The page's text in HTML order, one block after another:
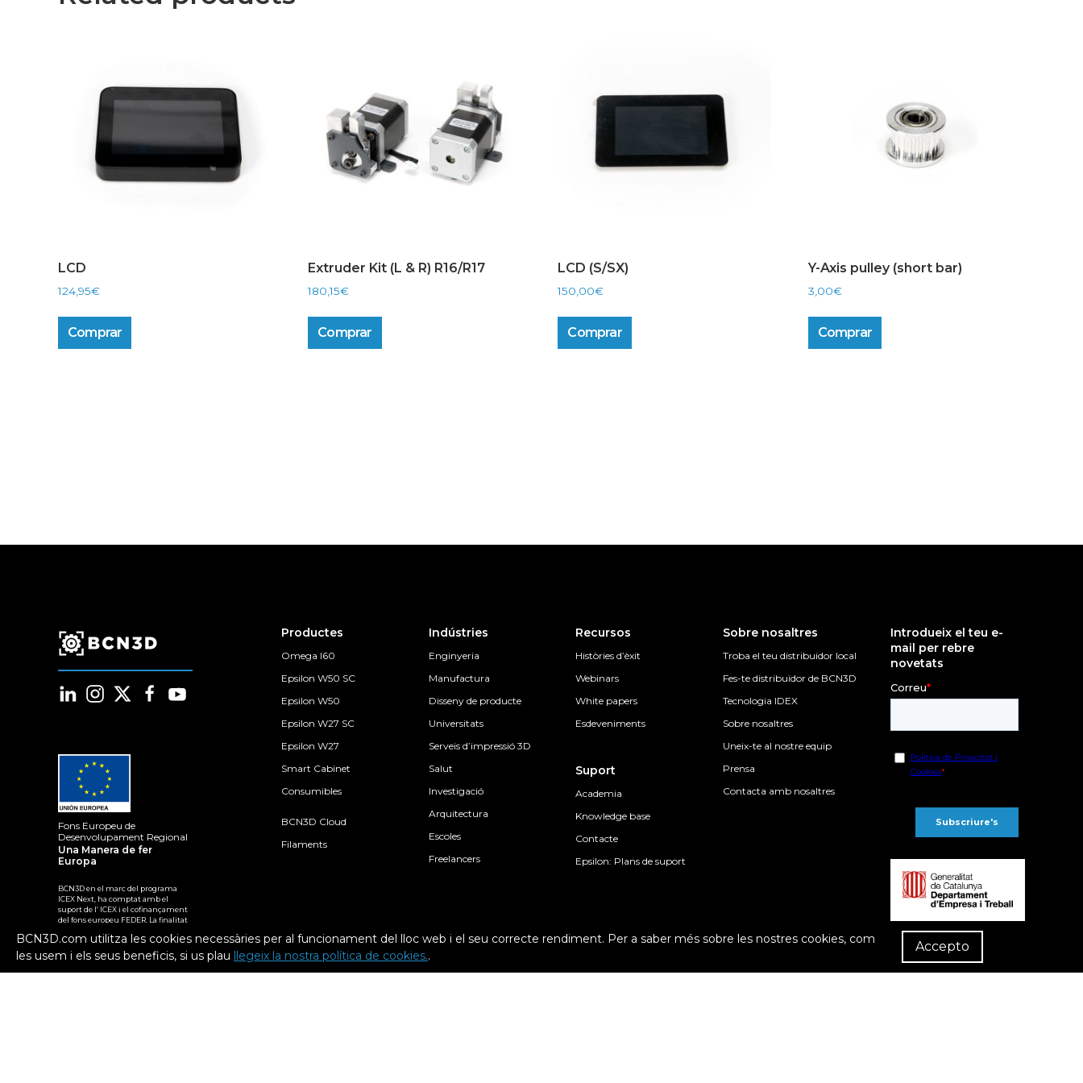
LCD
124,95€
Comprar
Extruder Kit (L & R) R16/R17
180,15€
Comprar
LCD (S/SX)
150,00€
Comprar
Y-Axis pulley (short bar)
3,00€
Comprar
Fons Europeu de
Desenvolupament Regional
Una Manera de fer
Europa
BCN3D en el marc del programa
ICEX Next, ha comptat amb el
suport de l’ ICEX i el cofinançament
del fons europeu FEDER. La finalitat
desenvolupament internacional de
l‟empresa i del seu entorn.
Productes
Omega I60
Epsilon W50 SC
Epsilon W50
Epsilon W27 SC
Epsilon W27
Smart Cabinet
Consumibles
BCN3D Cloud
Filaments
Indústries
Enginyeria
Manufactura
Disseny de producte
Universitats
Serveis d’impressió 3D
Salut
Investigació
Arquitectura
Escoles
Freelancers
Recursos
Històries d’èxit
Webinars
White papers
Esdeveniments
Suport
Academia
Knowledge base
Contacte
Epsilon: Plans de suport
Sobre nosaltres
Troba el teu distribuidor local
Fes-te distribuïdor de BCN3D
Tecnologia IDEX
Sobre nosaltres
Uneix-te al nostre equip
Prensa
Contacta amb nosaltres
Introdueix el teu e-
mail per rebre
novetats
BCN3D.com utilitza les cookies necessàries per al funcionament del lloc web i el seu correcte rendiment. Per a saber més sobre les nostres cookies, com
les usem i els seus beneficis, si us plau llegeix la nostra política de cookies..
Accepto